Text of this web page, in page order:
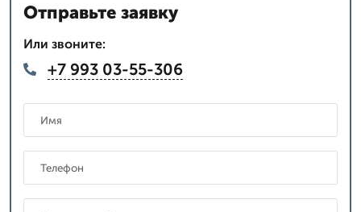
Отправьте заявку
Или звоните:
+7 993 03-55-306